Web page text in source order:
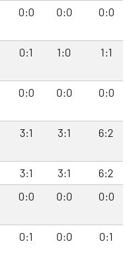
0:0 0:0 0:0
0:1 1:0 1:1
0:0 0:0 0:0
3:1 3:1 6:2
3:1 3:1
6:2
0:0 0:0 0:0
0:1 0:0 0:1